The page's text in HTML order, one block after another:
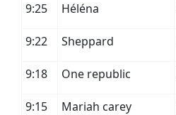
9:25
Héléna
9:22 Sheppard
9:18 One republic
9:15 Mariah carey